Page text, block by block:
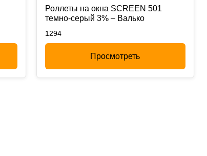
Роллеты на окна SCREEN 501
темно-серый 3% – Валько
1294
Просмотреть